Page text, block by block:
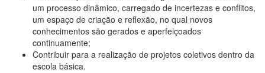
um processo dinâmico, carregado de incertezas e conflitos,
um espaço de criação e reflexão, no qual novos
conhecimentos são gerados e aperfeiçoados
continuamente;
Contribuir para a realização de projetos coletivos dentro da
escola básica.